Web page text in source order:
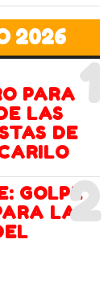
2026
1
PARA
LAS
DE
2
GOLPE
LA